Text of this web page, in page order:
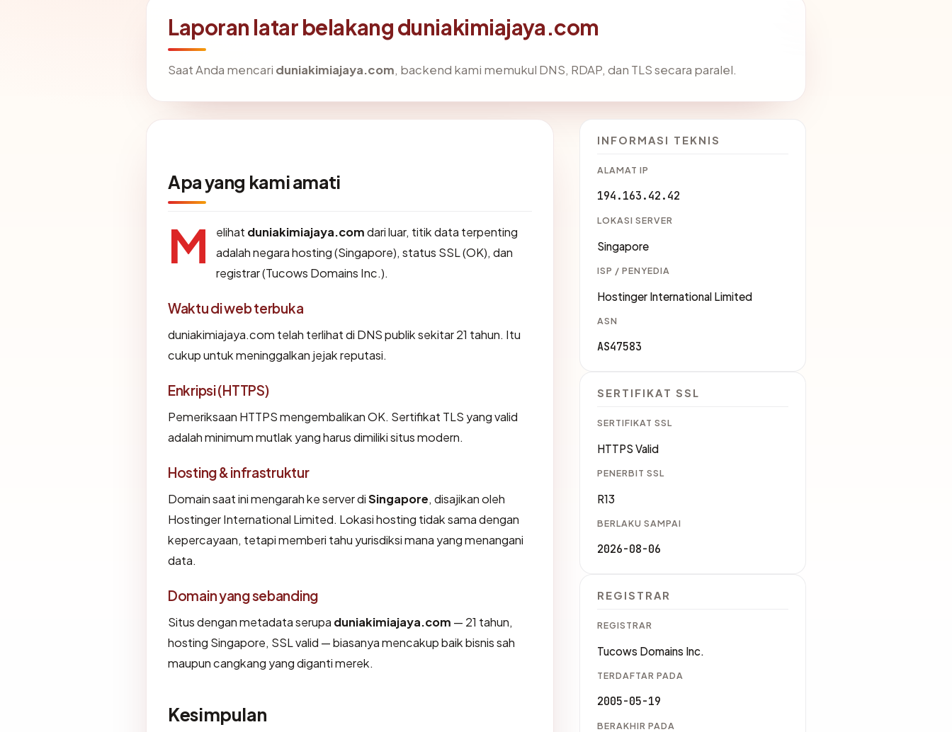
Laporan latar belakang duniakimiajaya.com
Saat Anda mencari duniakimiajaya.com, backend kami memukul DNS, RDAP, dan TLS secara paralel.
Apa yang kami amati
M elihat duniakimiajaya.comdari luar, titik data terpenting
adalah negara hosting (Singapore), status SSL (OK), dan
registrar (Tucows Domains Inc.).
Waktu di web terbuka
duniakimiajaya.com telah terlihat di DNS publik sekitar 21 tahun. Itu
cukup untuk meninggalkan jejak reputasi.
Enkripsi (HTTPS)
Pemeriksaan HTTPS mengembalikan OK. Sertifikat TLS yang valid
adalah minimum mutlak yang harus dimiliki situs modern.
Hosting & infrastruktur
Domain saat ini mengarah ke server diSingapore, disajikan oleh
Hostinger International Limited. Lokasi hosting tidak sama dengan
kepercayaan, tetapi memberi tahu yurisdiksi mana yang menangani
data.
Domain yang sebanding
Situs dengan metadata serupa duniakimiajaya.com — 21 tahun,
hosting Singapore, SSL valid — biasanya mencakup baik bisnis sah
maupun cangkang yang diganti merek.
Kesimpulan
INFORMASI TEKNIS
ALAMAT IP
194.163.42.42
LOKASI SERVER
Singapore
ISP / PENYEDIA
Hostinger International Limited
ASN
AS47583
SERTIFIKAT SSL
SERTIFIKAT SSL
HTTPS Valid
PENERBIT SSL
R13
BERLAKU SAMPAI
2026-08-06
REGISTRAR
REGISTRAR
Tucows Domains Inc.
TERDAFTAR PADA
2005-05-19
BERAKHIR PADA